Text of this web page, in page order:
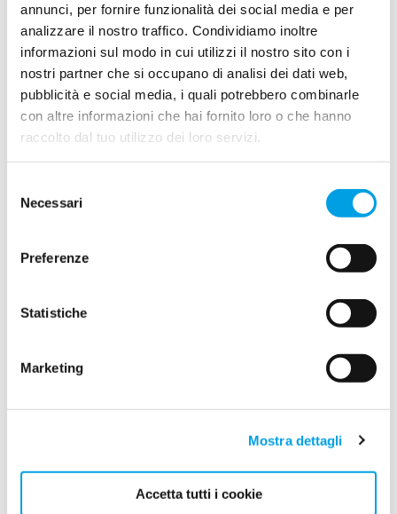
annunci, per fornire funzionalità dei social media e per
analizzare il nostro traffico. Condividiamo inoltre
informazioni sul modo in cui utilizzi il nostro sito con i
nostri partner che si occupano di analisi dei dati web,
pubblicità e social media, i quali potrebbero combinarle
con altre informazioni che hai fornito loro o che hanno
raccolto dal tuo utilizzo dei loro servizi.
delNecessari
Preferenze
Statistiche
Marketing
Mostra dettagli
Accetta tutti i cookie
Un improvviso forte temporale può allagare cantine,
autorimesse o locali tecnici in pochi minuti – per le
amministrazioni spesso uno scenario da incubo. Con la
giusta preparazione si mantiene il controllo: la nostra guida
mostra come le amministrazioni in Svizzera proteggono i
loro immobili, valutano i rischi e implementano un piano di
emergenza efficace.
Giugno (2)
Aprile (1)
2025